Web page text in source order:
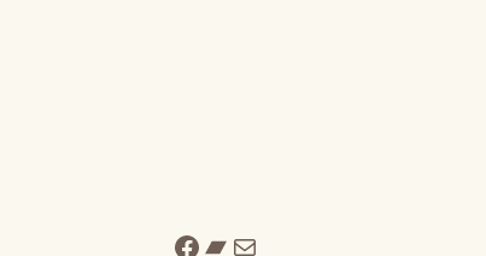
Facebook
Bandcamp
Mail